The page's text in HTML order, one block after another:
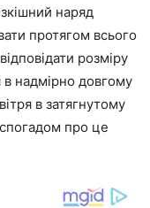
наряд
протягом всього
розміру
в надмірно довгому
в затягнутому
про це